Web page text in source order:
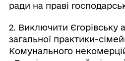
ради на праві
2. Виключити Єгорівську
загальної практики-
Комунального